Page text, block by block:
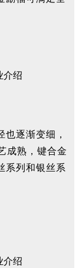
逐渐变细，
成熟，键合金
系列和银丝系